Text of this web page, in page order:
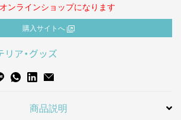
ンラインショップになります
購⼊サイトへ
リア・グッズ
商品説明